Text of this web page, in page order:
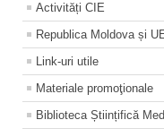
Activități CIE
Republica Moldova și
Link-uri utile
Materiale promoţionale
Biblioteca Științifică